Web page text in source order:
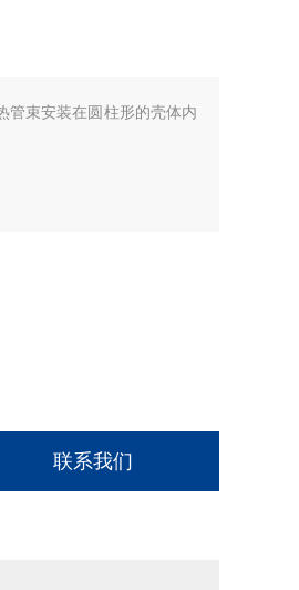
管束安装在圆柱形的壳体内
联系我们